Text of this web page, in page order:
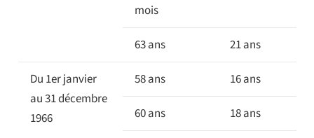
mois
63 ans 21 ans
Du 1er janvier
au 31 décembre
1966
58 ans 16 ans
60 ans 18 ans